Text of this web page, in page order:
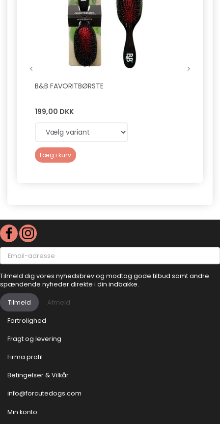
B&B FAVORITBØRSTE
199,00 DKK
Læg i kurv
Email-
adresse
Tilmeld dig vores nyhedsbrev og modtag gode tilbud samt andre
spændende nyheder direkte i din indbakke.
Tilmeld Afmeld
Fortrolighed
Fragt og levering
Firma profil
Betingelser & Vilkår
info@forcutedogs.com
Min konto